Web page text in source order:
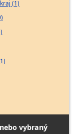
(1)
vybraný